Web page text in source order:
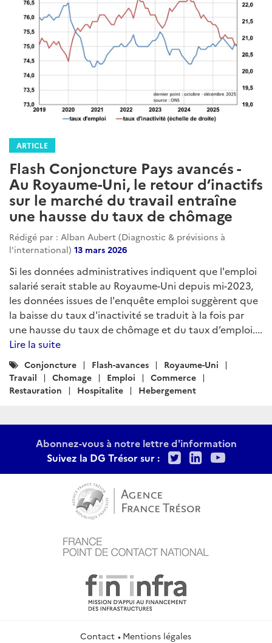
ARTICLE
Flash Conjoncture Pays avancés -
Au Royaume-Uni, le retour d’inactifs
sur le marché du travail entraîne
une hausse du taux de chômage
Rédigé par : Alban Aubert (Diagnostic & prévisions à
l'international) 13 mars 2026
Si les données administratives indiquent que l'emploi
salarié serait stable au Royaume-Uni depuis mi-2023,
les données issues de l'enquête emploi suggèrent que
la baisse du taux d'inactivité se traduit à la fois par
une hausse du taux de chômage et du taux d’emploi....
Lire la suite
Catégories
:
Conjoncture Flash-avances
Royaume-Uni
Travail
Chomage Emploi
Commerce
Restauration
Hospitalite Hebergement
Abonnez-vous à notre lettre d'information
Suivez la DG Trésor sur :
TwitterLinkedIn
Contact
Mentions légales